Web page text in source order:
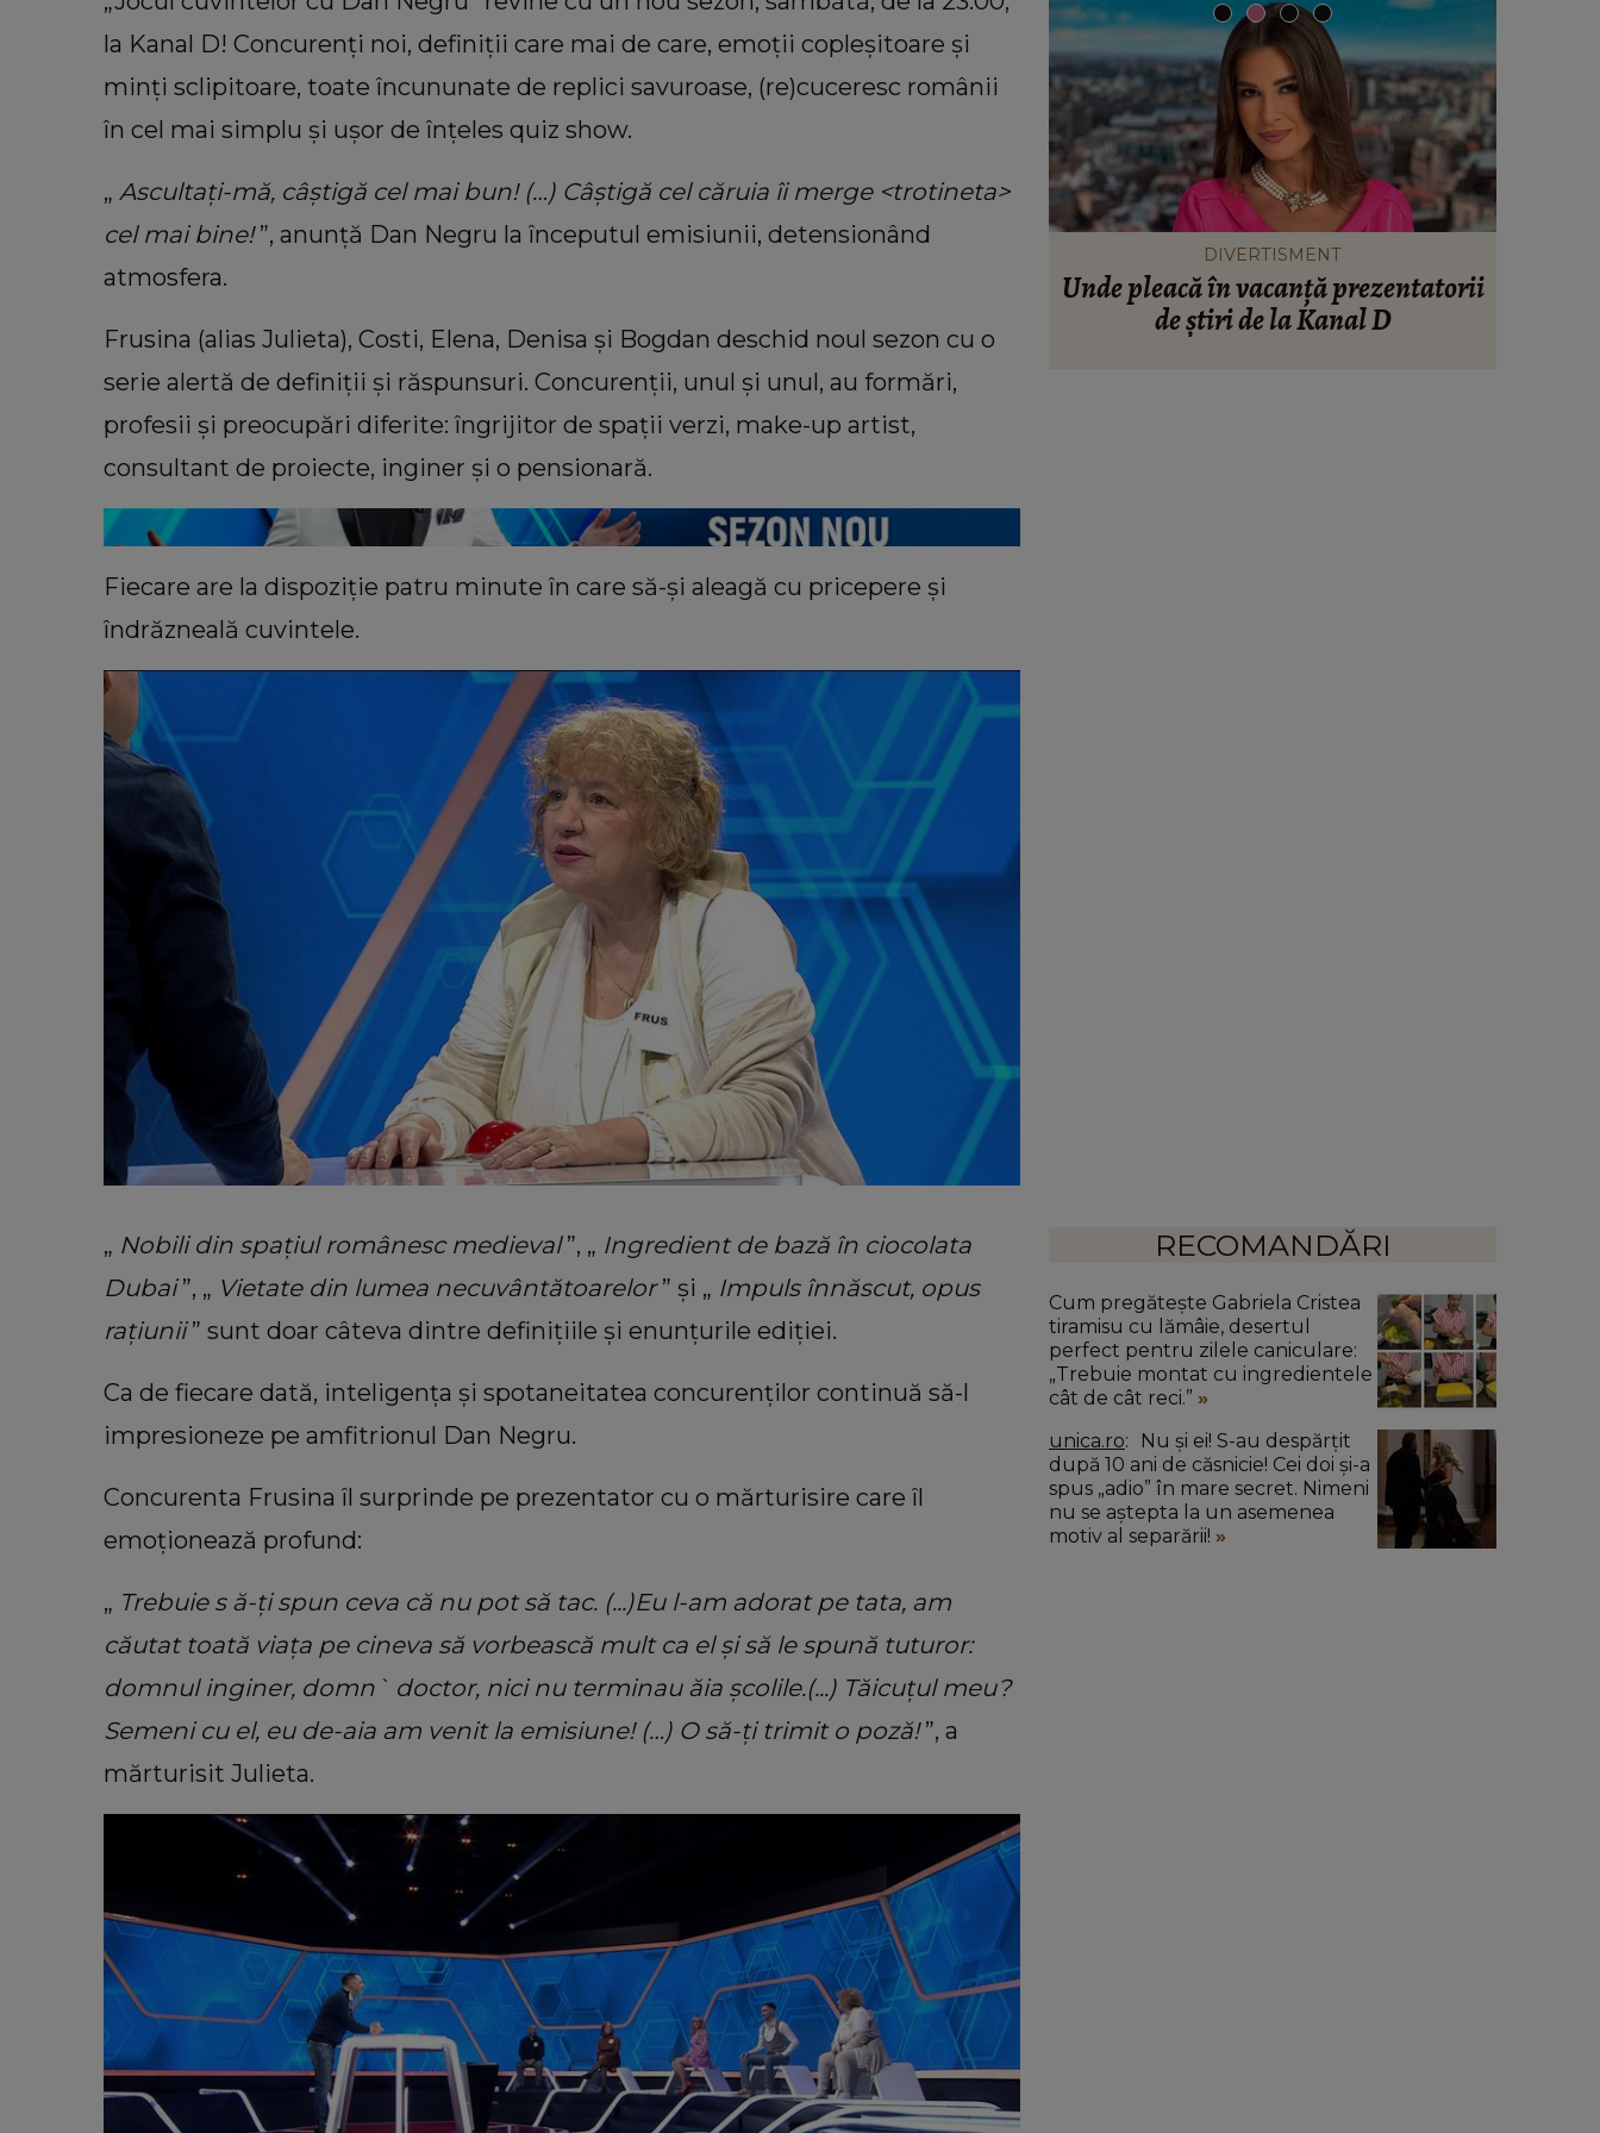
la Kanal D! Concurenți noi, definiții care mai de care, emoții copleșitoare și
minți sclipitoare, toate încununate de replici savuroase, (re)cuceresc românii
în cel mai simplu și ușor de înțeles quiz show.
„ Ascultați-mă, câștigă cel mai bun! (…) Câștigă cel căruia îi merge <trotineta>
cel mai bine!”, anunță Dan Negru la începutul emisiunii, detensionând
atmosfera.
Frusina (alias Julieta), Costi, Elena, Denisa și Bogdan deschid noul sezon cu o
serie alertă de definiții și răspunsuri. Concurenții, unul și unul, au formări,
profesii și preocupări diferite: îngrijitor de spații verzi, make-up artist,
consultant de proiecte, inginer și o pensionară.
Fiecare are la dispoziție patru minute în care să-și aleagă cu pricepere și
îndrăzneală cuvintele.
„ Nobili din spațiul românesc medieval”, „ Ingredient de bază în ciocolata
Dubai”, „ Vietate din lumea necuvântătoarelor” și „ Impuls înnăscut, opus
rațiunii” sunt doar câteva dintre definițiile și enunțurile ediției.
Ca de fiecare dată, inteligența și spotaneitatea concurenților continuă să-l
impresioneze pe amfitrionul Dan Negru.
Concurenta Frusina îl surprinde pe prezentator cu o mărturisire care îl
emoționează profund:
„ Trebuie s ă-ți spun ceva că nu pot să tac. (...)Eu l-am adorat pe tata, am
căutat toată viața pe cineva să vorbească mult ca el și să le spună tuturor:
domnul inginer, domn` doctor, nici nu terminau ăia școlile.(...) Tăicuțul meu?
Semeni cu el, eu de-aia am venit la emisiune! (…) O să-ți trimit o poză!”, a
mărturisit Julieta.
VEDETE
Cum a surprins-o Andrei Ciobanu pe
Flavia Mihășan, de ziua de naștere:
„Am mai înțeles și că nu are sens.”
tiramisu cu lămâie, desertul perfect
pentru zilele caniculare: „Trebuie
montat cu ingredientele cât de cât reci”
DIVERTISMENT
Unde pleacă în vacanță prezentatorii
de știri de la Kanal D
Drama din
RECOMANDĂRI
Cum pregătește Gabriela Cristea
tiramisu cu lămâie, desertul
perfect pentru zilele caniculare:
„Trebuie montat cu ingredientele
cât de cât reci.”
unica.ro
după 10 ani de căsnicie! Cei doi și-a
spus „adio” în mare secret. Nimeni
nu se aștepta la un asemenea
motiv al separării!